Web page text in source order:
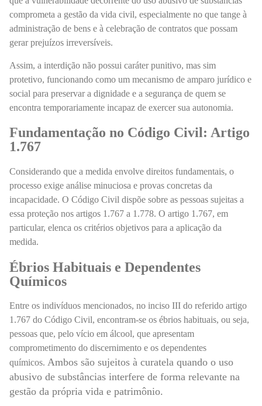
comprometa a gestão da vida civil, especialmente no que tange à
administração de bens e à celebração de contratos que possam
gerar prejuízos irreversíveis.
Assim, a interdição não possui caráter punitivo, mas sim
protetivo, funcionando como um mecanismo de amparo jurídico e
social para preservar a dignidade e a segurança de quem se
encontra temporariamente incapaz de exercer sua autonomia.
Fundamentação no Código Civil: Artigo
1.767
Considerando que a medida envolve direitos fundamentais, o
processo exige análise minuciosa e provas concretas da
incapacidade. O Código Civil dispõe sobre as pessoas sujeitas a
essa proteção nos artigos 1.767 a 1.778. O artigo 1.767, em
particular, elenca os critérios objetivos para a aplicação da
medida.
Ébrios Habituais e Dependentes
Químicos
Entre os indivíduos mencionados, no inciso III do referido artigo
1.767 do Código Civil, encontram-se os ébrios habituais, ou seja,
pessoas que, pelo vício em álcool, que apresentam
comprometimento do discernimento e os dependentes
químicos. Ambos são sujeitos à curatela quando o uso
abusivo de substâncias interfere de forma relevante na
gestão da própria vida e patrimônio.